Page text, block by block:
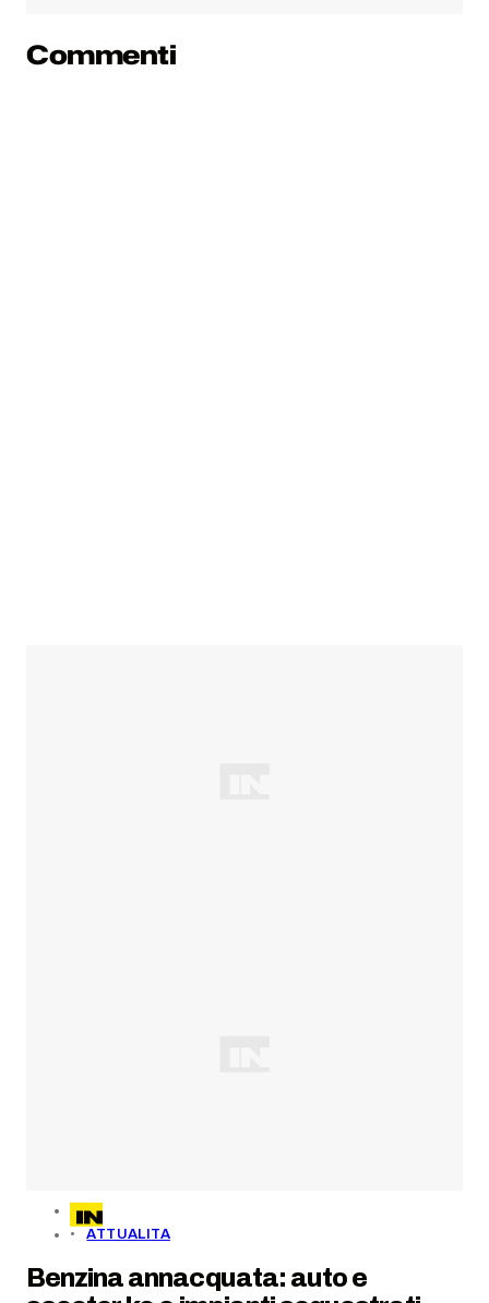
Commenti
ATTUALITA
Benzina annacquata: auto e